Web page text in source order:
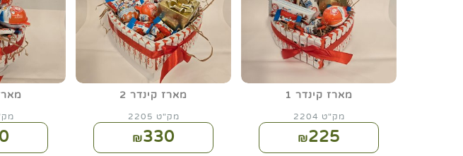
מארז קינדר 1
מק"ט 2204
₪225
מארז קינדר 2
מק"ט 2205
₪330
מק"ט